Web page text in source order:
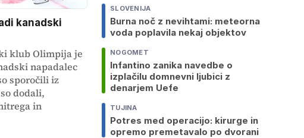
kanadski
klub Olimpija je
napadalec
sporočili iz
dodali,
in
SLOVENIJA
Burna noč z nevihtami: meteorna
voda poplavila nekaj objektov
NOGOMET
Infantino zanika navedbe o
izplačilu domnevni ljubici z
denarjem Uefe
TUJINA
Potres med operacijo: kirurge in
opremo premetavalo po dvorani